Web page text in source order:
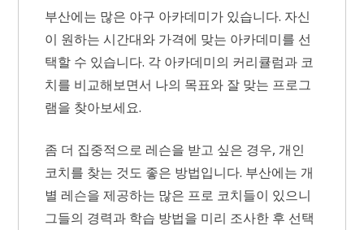
부산에는 많은 야구 아카데미가 있습니다. 자신
이 원하는 시간대와 가격에 맞는 아카데미를 선
택할 수 있습니다. 각 아카데미의 커리큘럼과 코
치를 비교해보면서 나의 목표와 잘 맞는 프로그
램을 찾아보세요.
좀 더 집중적으로 레슨을 받고 싶은 경우, 개인
코치를 찾는 것도 좋은 방법입니다. 부산에는 개
별 레슨을 제공하는 많은 프로 코치들이 있으니
그들의 경력과 학습 방법을 미리 조사한 후 선택